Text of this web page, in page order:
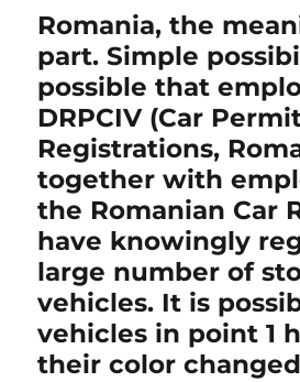
Romania, the
part. Simple
possible that
DRPCIV (Car
Registrations,
together with
the Romanian Car
have knowingly
large number of
vehicles. It is
vehicles in point 1
their color